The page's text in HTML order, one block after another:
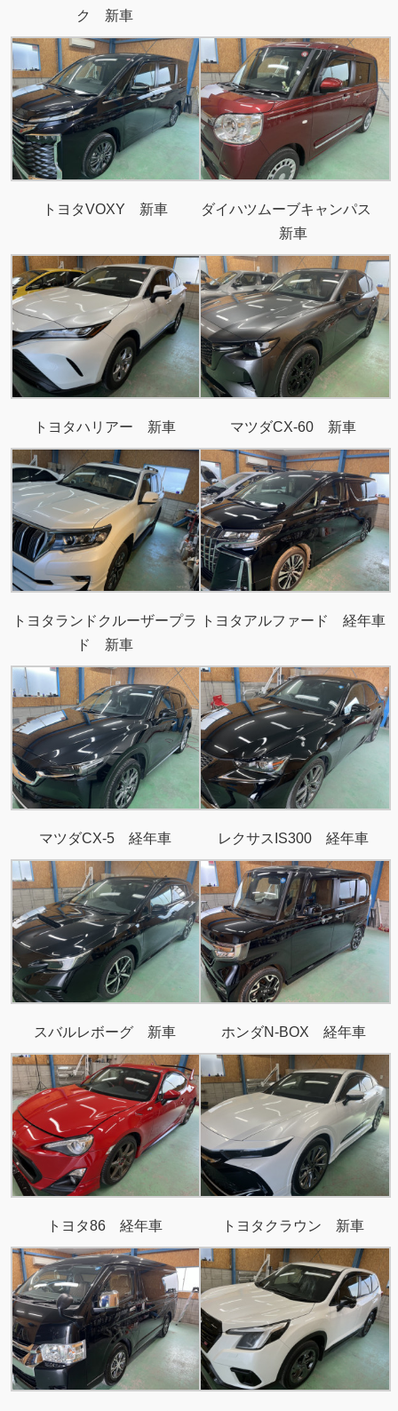
ク 新車
トヨタVOXY 新車
ダイハツムーブキャンパス
新車
トヨタハリアー 新車 マツダCX-60 新車
トヨタランドクルーザープラ
ド 新車
トヨタアルファード 経年車
マツダCX-5 経年車 レクサスIS300 経年車
スバルレボーグ 新車 ホンダN-BOX 経年車
トヨタ86 経年車 トヨタクラウン 新車